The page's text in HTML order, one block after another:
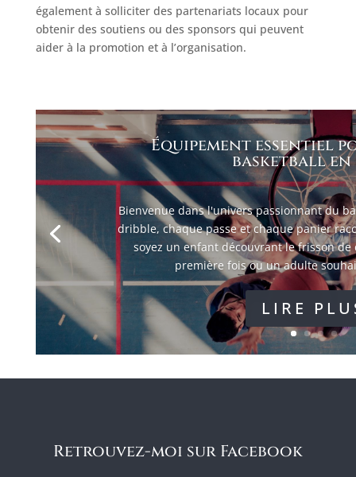
également à solliciter des partenariats locaux pour
obtenir des soutiens ou des sponsors qui peuvent
aider à la promotion et à l’organisation.
Équipement essentiel
basketball
Bienvenue dans l'univers passionnant du
dribble, chaque passe et chaque panier
soyez un enfant découvrant le frisson
première fois ou un adulte
LIRE
Retrouvez-moi sur Facebook